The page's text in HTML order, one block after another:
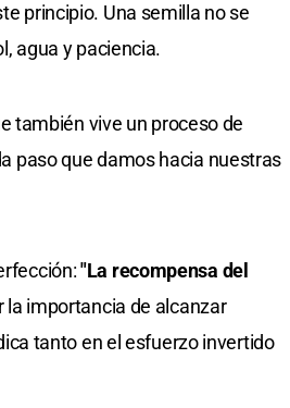
principio. Una semilla no se
agua y paciencia.
también vive un proceso de
paso que damos hacia nuestras
"La recompensa del
importancia de alcanzar
tanto en el esfuerzo invertido